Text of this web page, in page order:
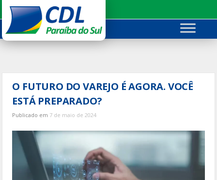
para
conteúdo
O FUTURO DO VAREJO É AGORA. VOCÊ
ESTÁ PREPARADO?
Publicado em 7 de maio de 2024